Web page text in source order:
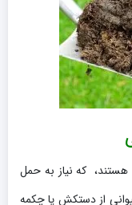
هستند، که نیاز به حمل
از دستکش یا چکمه